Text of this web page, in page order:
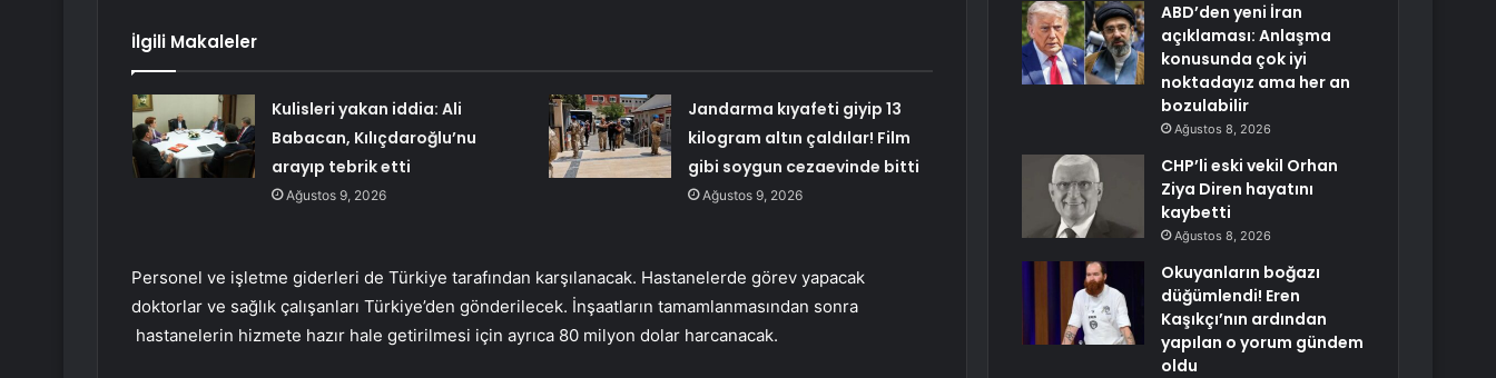
İlgili Makaleler
Kulisleri yakan iddia: Ali
Babacan, Kılıçdaroğlu’nu
arayıp tebrik etti
Ağustos 9, 2026
Jandarma kıyafeti giyip 13
kilogram altın çaldılar! Film
gibi soygun cezaevinde bitti
Ağustos 9, 2026
Personel ve işletme giderleri de Türkiye tarafından karşılanacak. Hastanelerde görev yapacak
doktorlar ve sağlık çalışanları Türkiye’den gönderilecek. İnşaatların tamamlanmasından sonra
hastanelerin hizmete hazır hale getirilmesi için ayrıca 80 milyon dolar harcanacak.
ABD’den yeni İran
açıklaması: Anlaşma
konusunda çok iyi
noktadayız ama her an
bozulabilir
Ağustos 8, 2026
CHP’li eski vekil Orhan
Ziya Diren hayatını
kaybetti
Ağustos 8, 2026
Okuyanların boğazı
düğümlendi! Eren
Kaşıkçı’nın ardından
yapılan o yorum gündem
oldu